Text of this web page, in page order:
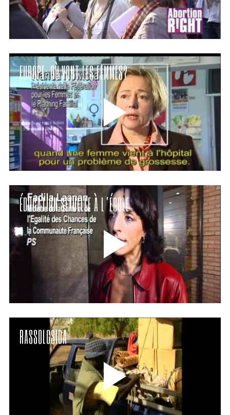
EUROPE: OÙ VONT LES FEMMES?
ÉDUCATION SEXUELLE À L’ÉCOLE
RASSOLGSIDA